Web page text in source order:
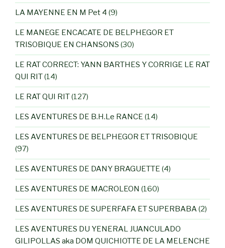
LA MAYENNE EN M Pet 4 (9)
LE MANEGE ENCACATE DE BELPHEGOR ET
TRISOBIQUE EN CHANSONS (30)
LE RAT CORRECT: YANN BARTHES Y CORRIGE LE RAT
QUI RIT(14)
LE RAT QUI RIT(127)
LES AVENTURES DE B.H.Le RANCE (14)
LES AVENTURES DE BELPHEGOR ET TRISOBIQUE
(97)
LES AVENTURES DE DANY BRAGUETTE (4)
LES AVENTURES DE MACROLEON (160)
LES AVENTURES DE SUPERFAFA ET SUPERBABA(2)
LES AVENTURES DU YENERAL JUANCULADO
GILIPOLLAS aka DOM QUICHIOTTE DE LA MELENCHE